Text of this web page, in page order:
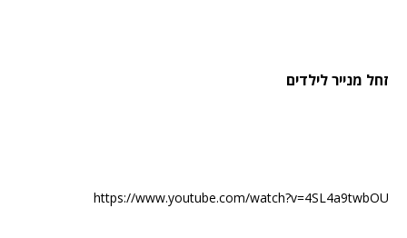
זחל מנייר לילדים
https://www.youtube.com/watch?v=4SL4a9twbOU